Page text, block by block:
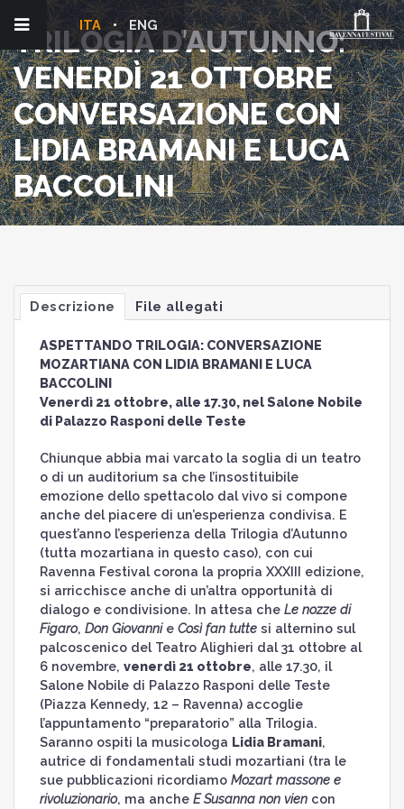
ENG
ITA
TRILOGIA D’AUTUNNO:
VENERDÌ 21 OTTOBRE
CONVERSAZIONE CON
LIDIA BRAMANI E LUCA
BACCOLINI
Descrizione File allegati
ASPETTANDO TRILOGIA: CONVERSAZIONE
MOZARTIANA CON LIDIA BRAMANI E LUCA
BACCOLINI
Venerdì 21 ottobre, alle 17.30, nel Salone Nobile
di Palazzo Rasponi delle Teste
Chiunque abbia mai varcato la soglia di un teatro
o di un auditorium sa che l’insostituibile
emozione dello spettacolo dal vivo si compone
anche del piacere di un’esperienza condivisa. E
quest’anno l’esperienza della Trilogia d’Autunno
(tutta mozartiana in questo caso), con cui
Ravenna Festival corona la propria XXXIII edizione,
si arricchisce anche di un’altra opportunità di
dialogo e condivisione. In attesa che Le nozze di
Figaro, Don Giovannie Così fan tuttesi alternino sul
palcoscenico del Teatro Alighieri dal 31 ottobre al
6 novembre, venerdì 21 ottobre, alle 17.30, il
Salone Nobile di Palazzo Rasponi delle Teste
(Piazza Kennedy, 12 – Ravenna) accoglie
l’appuntamento “preparatorio” alla Trilogia.
Saranno ospiti la musicologa Lidia Bramani,
autrice di fondamentali studi mozartiani (tra le
sue pubblicazioni ricordiamo Mozart massone e
rivoluzionario, ma anche E Susanna non viencon